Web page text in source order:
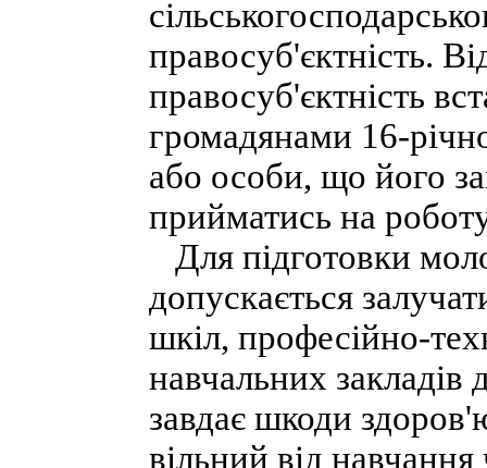
правосуб'єктність.
правосуб'єктність
громадянами 16-
або особи, що його
прийматись на
Для підготовки
допускається
шкіл, професійно-
навчальних закладів
завдає шкоди
вільний від